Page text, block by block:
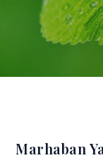
Marhaban